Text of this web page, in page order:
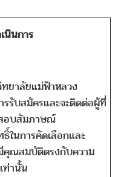
นินการ
ยาลัยแม่ฟ้าหลวง
รรับสมัครและจะติดต่อผู้ที่
อบสัมภาษณ์
ในการคัดเลือกและ
คุณสมบัติตรงกับความ
ท่านั้น